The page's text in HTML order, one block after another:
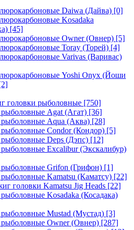
Daiwa (Дайва) [0]
Kosadaka
[45]
Owner (Овнер) [5]
Toray (Торей) [4]
Varivas (Варивас)
Yoshi Onyx (Йоши
головки рыболовные [750]
Agat (Агат) [36]
Aqua (Аква) [28]
Condor (Кондор) [5]
Deps (Дэпс) [12]
Excalibur (Экскалибур)
Grifon (Грифон) [1]
Kamatsu (Каматсу) [22]
головки Kamatsu Jig Heads [22]
Kosadaka (Косадака)
Mustad (Мустад) [3]
Owner (Овнер) [287]